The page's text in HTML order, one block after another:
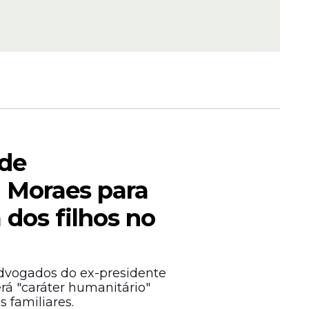
para
filhos no
do ex-presidente
"caráter humanitário"
familiares.